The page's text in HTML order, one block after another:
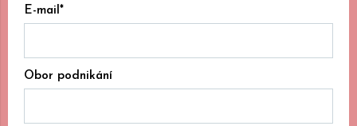
E-mail*
Obor podnikání